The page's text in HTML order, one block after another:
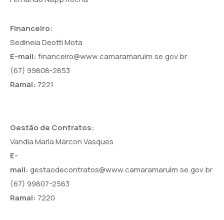
Financeiro:
Sedineia Deotti Mota
E-mail: financeiro@www.camaramaruim.se.gov.br
(67) 99808-2853
Ramal: 7221
Gestão de Contratos:
Vandia Maria Marcon Vasques
E-
mail: gestaodecontratos@www.camaramaruim.se.gov.br
(67) 99807-2563
Ramal: 7220